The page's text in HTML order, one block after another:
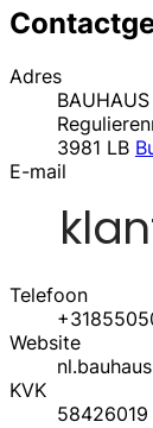
Adres
3981 LB
E-mail
Telefoon
Website
nl.bauhaus
KVK
58426019